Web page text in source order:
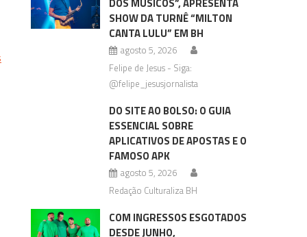
SHOW DA TURNÊ “MILTON
CANTA LULU” EM BH
agosto 5, 2026
Felipe de Jesus - Siga:
@felipe_jesusjornalista
DO SITE AO BOLSO: O GUIA
ESSENCIAL SOBRE
APLICATIVOS DE APOSTAS E O
FAMOSO APK
agosto 5, 2026
Redação Culturaliza BH
COM INGRESSOS ESGOTADOS
DESDE JUNHO,